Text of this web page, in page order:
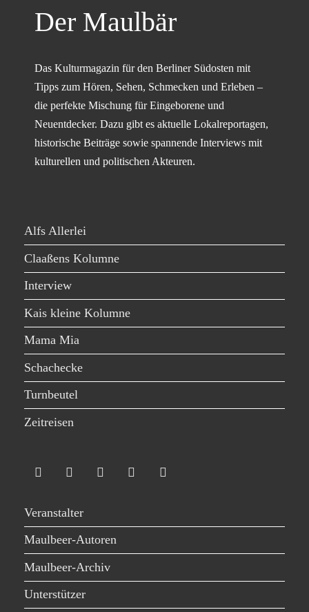
Der Maulbär
Das Kulturmagazin für den Berliner Südosten mit
Tipps zum Hören, Sehen, Schmecken und Erleben –
die perfekte Mischung für Eingeborene und
Neuentdecker. Dazu gibt es aktuelle Lokalreportagen,
historische Beiträge sowie spannende Interviews mit
kulturellen und politischen Akteuren.
Alfs Allerlei
Claaßens Kolumne
Interview
Kais kleine Kolumne
Mama Mia
Schachecke
Turnbeutel
Zeitreisen
Veranstalter
Maulbeer-Autoren
Maulbeer-Archiv
Unterstützer